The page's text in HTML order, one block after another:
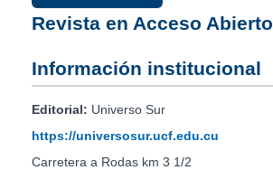
Revista en Acceso Abierto
Información institucional
Editorial: Universo Sur
https://universosur.ucf.edu.cu
Carretera a Rodas km 3 1/2